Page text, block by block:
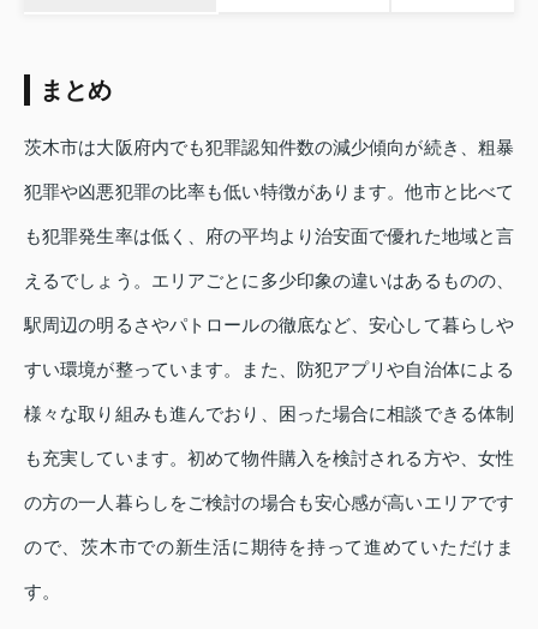
まとめ
茨木市は大阪府内でも犯罪認知件数の減少傾向が続き、粗暴
犯罪や凶悪犯罪の比率も低い特徴があります。他市と比べて
も犯罪発生率は低く、府の平均より治安面で優れた地域と言
えるでしょう。エリアごとに多少印象の違いはあるものの、
駅周辺の明るさやパトロールの徹底など、安心して暮らしや
すい環境が整っています。また、防犯アプリや自治体による
様々な取り組みも進んでおり、困った場合に相談できる体制
も充実しています。初めて物件購入を検討される方や、女性
の方の一人暮らしをご検討の場合も安心感が高いエリアです
ので、茨木市での新生活に期待を持って進めていただけま
す。